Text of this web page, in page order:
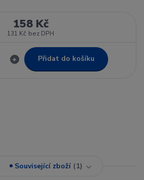
158 Kč
131 Kč bez DPH
Přidat do košíku
Související zboží 1